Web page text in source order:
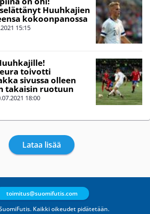
Huuhkajien
kokoonpanossa
15:15
toivotti
sivussa olleen
takaisin ruotuun
18:00
Lataa lisää
Kaikki oikeudet pidätetään.
toimitus@suomifutis.com